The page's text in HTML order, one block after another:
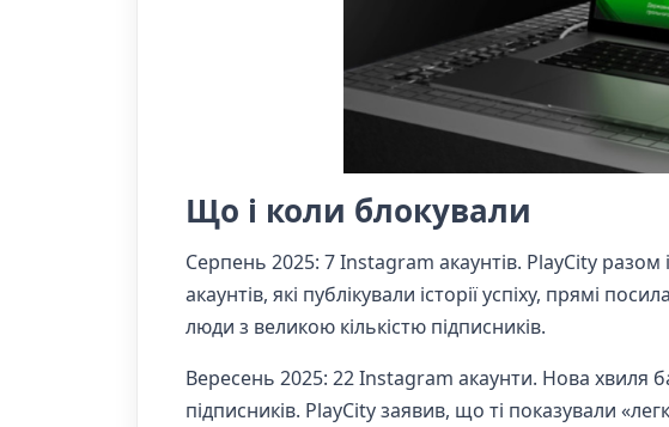
Що і коли блокували
Серпень 2025: 7 Instagram акаунтів. PlayCity разом
акаунтів, які публікували історії успіху, прямі
люди з великою кількістю підписників.
Вересень 2025: 22 Instagram акаунти. Нова хвиля
підписників. PlayCity заявив, що ті показували